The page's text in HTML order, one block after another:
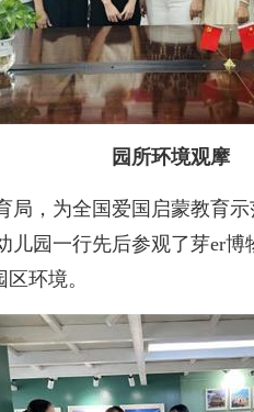
园所环境观摩
，为全国爱国启蒙教育
园一行先后参观了芽er
环境。